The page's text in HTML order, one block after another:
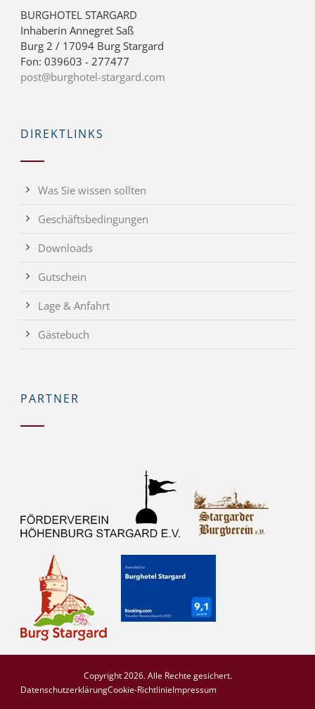
BURGHOTEL STARGARD
Inhaberin Annegret Saß
Burg 2 / 17094 Burg Stargard
Fon: 039603 - 277477
post@burghotel-stargard.com
DIREKTLINKS
Was Sie wissen sollten
Geschäftsbedingungen
Downloads
Gutschein
Lage & Anfahrt
Gästebuch
PARTNER
Copyright 2026. Alle Rechte gesichert.
DatenschutzerklärungCookie-RichtlinieImpressum